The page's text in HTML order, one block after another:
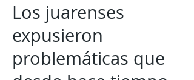
Los juarenses
expusieron
problemáticas que